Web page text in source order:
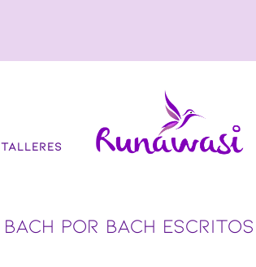
TALLERES
BACH POR BACH